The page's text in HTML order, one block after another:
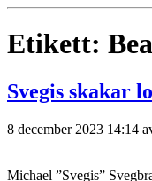
Etikett:
Svegis skakar
8 december 2023 14:14
Michael ”Svegis”